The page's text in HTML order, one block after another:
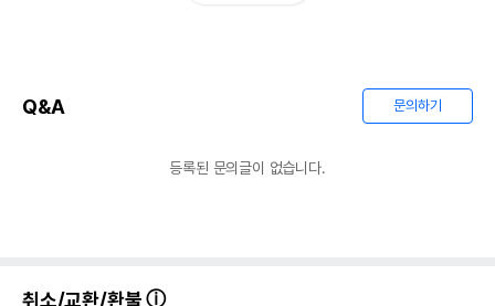
Q&A 문의하기
등록된 문의글이 없습니다.
취소/교환/환불